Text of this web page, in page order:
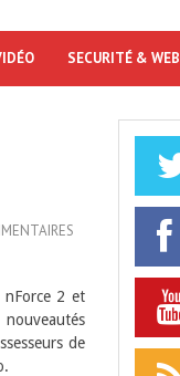
SECURITÉ & WEB
nForce 2 et
de